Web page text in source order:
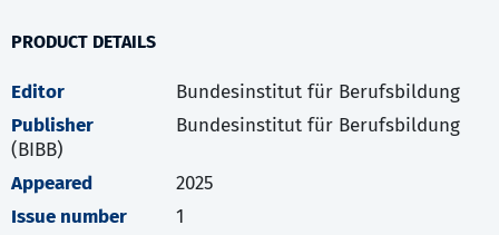
PRODUCT DETAILS
Editor
Bundesinstitut für Berufsbildung
Publisher
Bundesinstitut für Berufsbildung
(BIBB)
Appeared
2025
Issue number
1